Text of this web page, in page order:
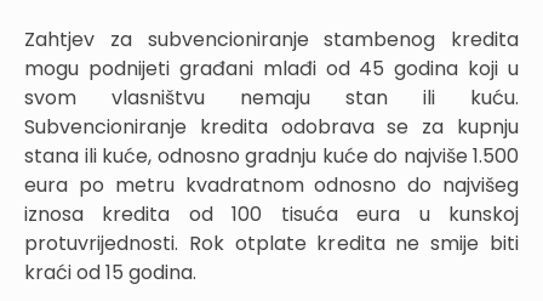
Zahtjev za subvencioniranje stambenog kredita
mogu podnijeti građani mlađi od 45 godina koji u
svom vlasništvu nemaju stan ili kuću.
Subvencioniranje kredita odobrava se za kupnju
stana ili kuće, odnosno gradnju kuće do najviše 1.500
eura po metru kvadratnom odnosno do najvišeg
iznosa kredita od 100 tisuća eura u kunskoj
protuvrijednosti. Rok otplate kredita ne smije biti
kraći od 15 godina.